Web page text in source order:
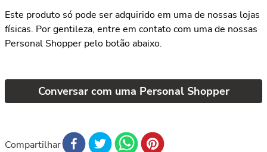
Este produto só pode ser adquirido em uma de nossas lojas
físicas. Por gentileza, entre em contato com uma de nossas
Personal Shopper pelo botão abaixo.
Conversar com uma Personal Shopper
Compartilhar